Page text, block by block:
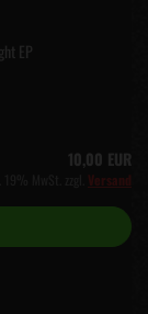
EP
10,00 EUR
Versand